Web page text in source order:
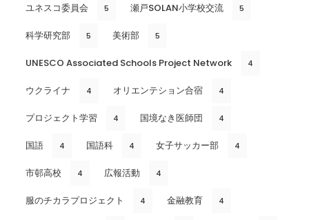
ユネスコ委員会 5 瀬戸SOLAN小学校交流 5
科学研究部 5 美術部 5
UNESCO Associated Schools Project Network 4
ウクライナ 4 オリエンテション合宿 4
プロジェクト学習 4 国境なき医師団 4
国語 4 国語科 4 女子サッカー部 4
市邨高校 4 広報活動 4
服のチカラプロジェクト 4 金融教育 4